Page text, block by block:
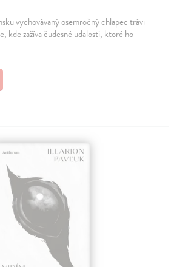
vychovávaný osemročný chlapec trávi
kde zažíva čudesné udalosti, ktoré ho